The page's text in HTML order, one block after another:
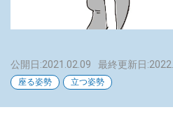
公開日:2021.02.09 最終更新日
座る姿勢 立つ姿勢